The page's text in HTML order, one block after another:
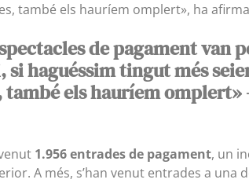
també els hauríem omplert», ha
de pagament van
si haguéssim tingut més
els hauríem omplert»
1.956 entrades de pagament, un
A més, s’han venut entrades a una